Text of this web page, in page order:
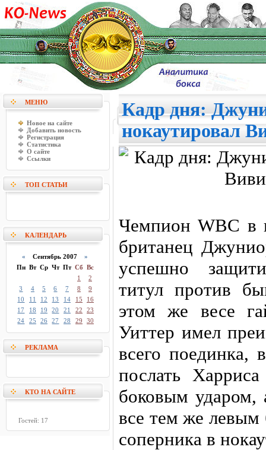
МЕНЮ
Новое на сайте
Добавить новость
Регистрация
Статистика
О сайте
Ссылки
ТОП СТАТЬИ
КАЛЕНДАРЬ
« Сентябрь 2007»
Пн Вт Ср Чт Пт Сб Вс
1
2
3
4 5 6 7 8
9
10
11 12 13 14 15
16
17
18 19 20 21 22
23
24
25 26 27 28 29 30
РЕКЛАМА
КТО НА САЙТЕ
Гостей: 17
Кадр дня:
нокаутировал
Чемпион WBC в
британец
успешно
титул против
этом же весе
Уиттер имел
всего поединка,
послать
боковым ударом,
все тем же левым
соперника в